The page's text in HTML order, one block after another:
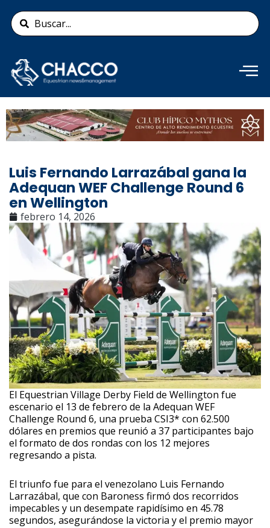
contenido
Search
...
Añade aquí tu texto de
cabecera
Luis Fernando Larrazábal gana la
Adequan WEF Challenge Round 6
en Wellington
febrero 14, 2026
El Equestrian Village Derby Field de Wellington fue
escenario el 13 de febrero de la Adequan WEF
Challenge Round 6, una prueba CSI3* con 62.500
dólares en premios que reunió a 37 participantes bajo
el formato de dos rondas con los 12 mejores
regresando a pista.
El triunfo fue para el venezolano Luis Fernando
Larrazábal, que con Baroness firmó dos recorridos
impecables y un desempate rapidísimo en 45.78
segundos, asegurándose la victoria y el premio mayor